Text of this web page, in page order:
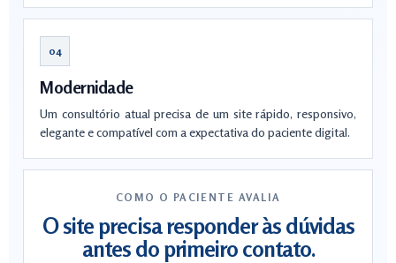
04
Modernidade
Um consultório atual precisa de um site rápido, responsivo,
elegante e compatível com a expectativa do paciente digital.
COMO O PACIENTE AVALIA
O site precisa responder às dúvidas
antes do primeiro contato.